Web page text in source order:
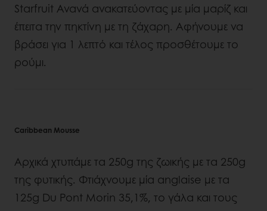
Starfruit Ανανά ανακατεύοντας με μία μαρίζ και
έπειτα την πηκτίνη με τη ζάχαρη. Αφήνουμε να
βράσει για 1 λεπτό και τέλος προσθέτουμε το
ρούμι.
Caribbean Mousse
Αρχικά χτυπάμε τα 250g της ζωικής με τα 250g
της φυτικής. Φτιάχνουμε μία anglaise με τα
125g Du Pont Morin 35,1%, το γάλα και τους